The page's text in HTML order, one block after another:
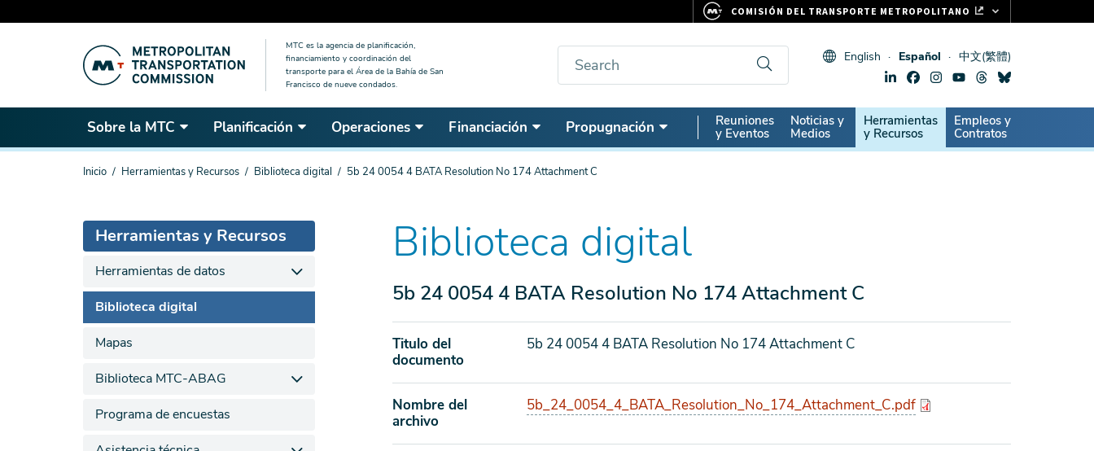
MTC es la agencia de planificación,
financiamiento y coordinación del
transporte para el Área de la Bahía de San
Francisco de nueve condados.
Buscar English Español 中文(繁體)
Sobre la MTC Planificación Operaciones Financiación Propugnación
Secondary
Nav
Reuniones
y Eventos
Noticias y
Medios
Herramientas
y Recursos
Empleos y
Contratos
Estás
Inicio Herramientas y Recursos Biblioteca digital 5b 24 0054 4 BATA Resolution No 174 Attachment C
Biblioteca digital
5b 24 0054 4 BATA Resolution No 174 Attachment C
Titulo del
documento
5b 24 0054 4 BATA Resolution No 174 Attachment C
Nombre del
archivo
5b_24_0054_4_BATA_Resolution_No_174_Attachment_C.pdf
Herramientas y Recursos
Herramientas de datos
Biblioteca digital
Mapas
Biblioteca MTC-ABAG
Programa de encuestas
COMISIÓN DEL TRANSPORTE METROPOLITANO
CLIPPER CARD
511.ORG